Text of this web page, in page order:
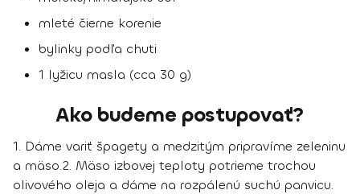
mleté čierne korenie
bylinky podľa chuti
1 lyžicu masla (cca 30 g)
Ako budeme postupovať?
1. Dáme variť špagety a medzitým pripravíme zeleninu
a mäso.2. Mäso izbovej teploty potrieme trochou
olivového oleja a dáme na rozpálenú suchú panvicu.